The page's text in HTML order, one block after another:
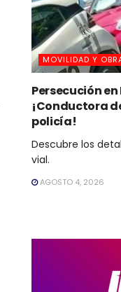
MOVILIDAD Y
Persecución
¡Conductora
policía!
Descubre los
vial.
AGOSTO 4, 2026